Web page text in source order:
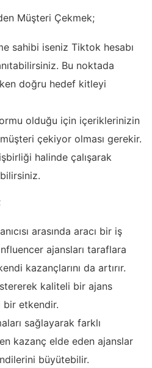
Müşteri Çekmek;
sahibi iseniz Tiktok hesabı
Bu noktada
doğru hedef kitleyi
olduğu için içeriklerinizin
çekiyor olması gerekir.
halinde çalışarak
arasında aracı bir iş
ajansları taraflara
kazançlarını da artırır.
kaliteli bir ajans
bir etkendir.
sağlayarak farklı
kazanç elde eden ajanslar
büyütebilir.